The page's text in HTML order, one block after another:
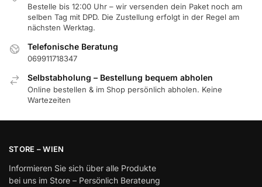
Bestelle bis 12:00 Uhr – wir versenden dein Paket noch am
selben Tag mit DPD. Die Zustellung erfolgt in der Regel am
nächsten Werktag.
Telefonische Beratung
069911718347
Selbstabholung – Bestellung bequem abholen
Online bestellen & im Shop persönlich abholen. Keine
Wartezeiten
STORE – WIEN
Informieren Sie sich über alle Produkte
bei uns im Store – Persönlich Berateung